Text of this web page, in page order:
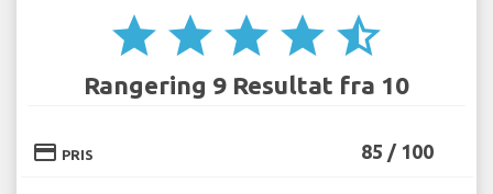
star star star star star_half
Rangering 9 Resultat fra 10
credit_card PRIS 85 / 100